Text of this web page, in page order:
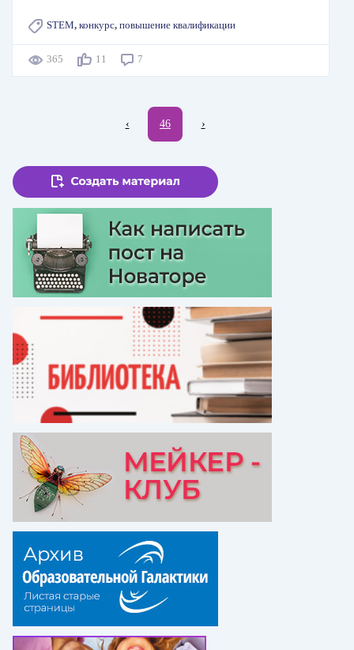
STEM, конкурс, повышение квалификации
365 11 7
←
‹ Текущая
46 Следующая
›